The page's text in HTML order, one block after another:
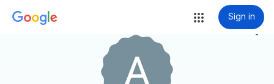
Sign in
more_vert